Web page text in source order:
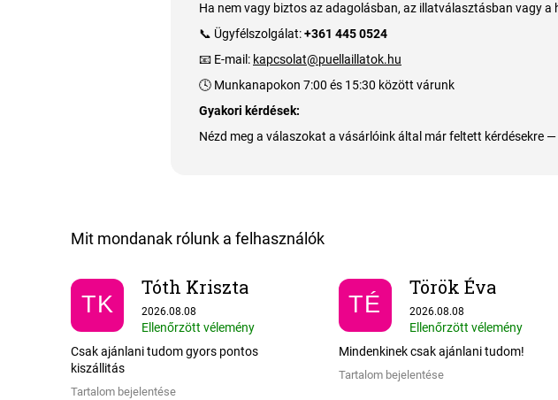
Ha nem vagy biztos az adagolásban, az illatválasztásban vagy
📞 Ügyfélszolgálat:+361 445 0524
📧 E-mail: kapcsolat@puellaillatok.hu
🕓 Munkanapokon 7:00 és 15:30 között várunk
Gyakori kérdések:
Nézd meg a válaszokat a vásárlóink által már feltett kérdésekre
TK
Tóth Kriszta
Az áruház értékelése 5-ből 5 csillag.
2026.08.08
Ellenőrzött vélemény
Csak ajánlani tudom gyors pontos
kiszállitás
Tartalom bejelentése
TÉ
Török Éva
Az áruház értékelése 5-ből
2026.08.08
Ellenőrzött vélemény
Mindenkinek csak ajánlani tudom!
Tartalom bejelentése